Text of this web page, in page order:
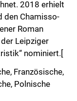
2018 erhielt
den Chamisso-
Roman
Leipziger
nominiert.[
Französische,
Polnische